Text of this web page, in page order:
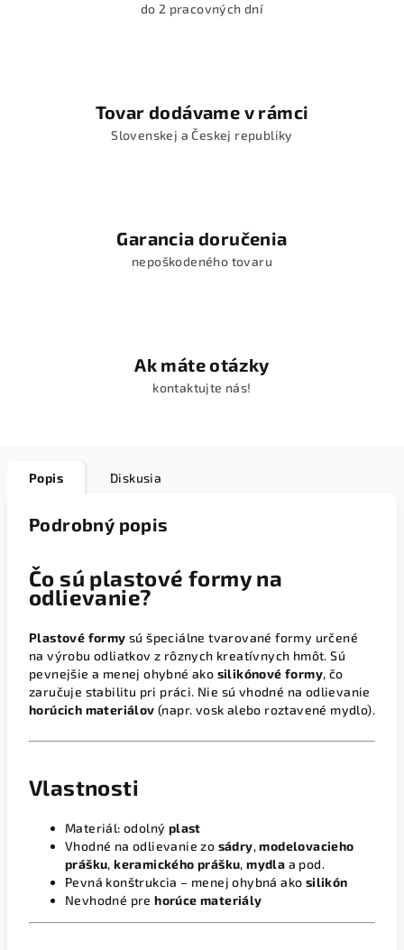
do 2 pracovných dní
Tovar dodávame v rámci
Slovenskej a Českej republiky
Garancia doručenia
nepoškodeného tovaru
Ak máte otázky
kontaktujte nás!
Popis Diskusia
Podrobný popis
Čo sú plastové formy na
odlievanie?
Plastové formy sú špeciálne tvarované formy určené
na výrobu odliatkov z rôznych kreatívnych hmôt. Sú
pevnejšie a menej ohybné ako silikónové formy, čo
zaručuje stabilitu pri práci. Nie sú vhodné na odlievanie
horúcich materiálov (napr. vosk alebo roztavené mydlo).
Vlastnosti
Materiál: odolný plast
Vhodné na odlievanie zo sádry,modelovacieho
prášku,keramického prášku,mydla a pod.
Pevná konštrukcia – menej ohybná ako silikón
Nevhodné prehorúce materiály